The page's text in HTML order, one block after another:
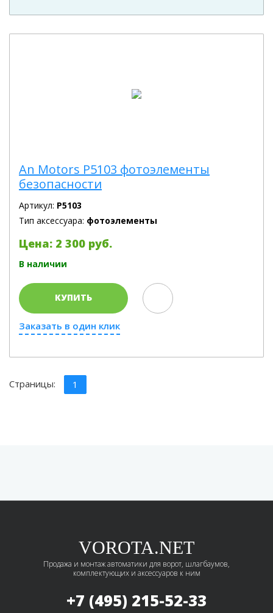
An Motors P5103 фотоэлементы
безопасности
Артикул: P5103
Тип аксессуара: фотоэлементы
Цена: 2 300 руб.
В наличии
КУПИТЬ
Заказать в один клик
Страницы: 1
VOROTA.NET
Продажа и монтаж автоматики для ворот, шлагбаумов,
комплектующих и аксессуаров к ним
+7 (495) 215-52-33